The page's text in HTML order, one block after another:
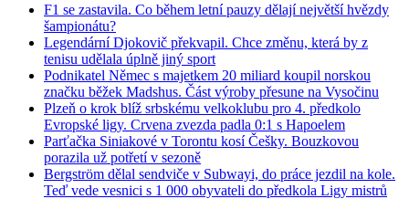
F1 se zastavila. Co během letní pauzy dělají největší hvězdy
šampionátu?
Legendární Djokovič překvapil. Chce změnu, která by z
tenisu udělala úplně jiný sport
Podnikatel Němec s majetkem 20 miliard koupil norskou
značku běžek Madshus. Část výroby přesune na Vysočinu
Plzeň o krok blíž srbskému velkoklubu pro 4. předkolo
Evropské ligy. Crvena zvezda padla 0:1 s Hapoelem
Parťačka Siniakové v Torontu kosí Češky. Bouzkovou
porazila už potřetí v sezoně
Bergström dělal sendviče v Subwayi, do práce jezdil na kole.
Teď vede vesnici s 1 000 obyvateli do předkola Ligy mistrů